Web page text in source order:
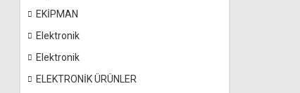
EKİPMAN
Elektronik
Elektronik
ELEKTRONİK ÜRÜNLER